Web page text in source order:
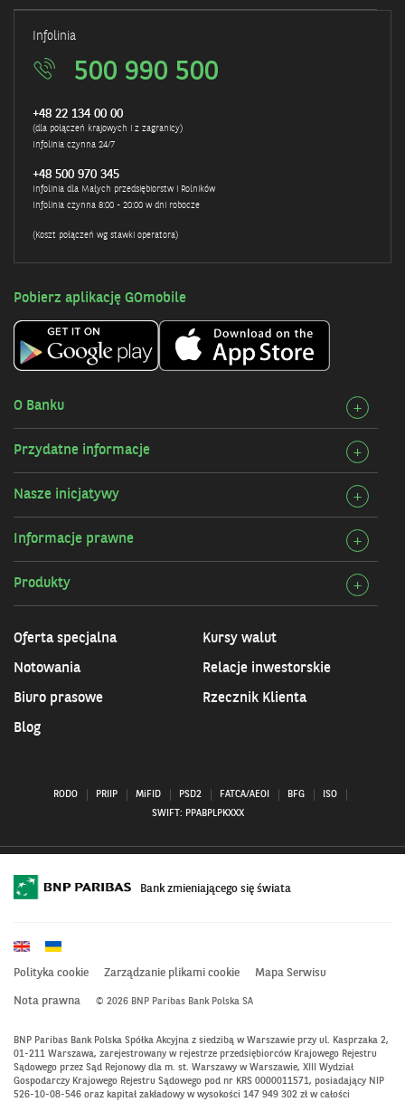
nowym
Infolinia
500 990 500
+48 22 134 00 00
(dla połączeń krajowych i z zagranicy)
Infolinia czynna 24/7
+48 500 970 345
Infolinia dla Małych przedsiębiorstw i Rolników
Infolinia czynna 8:00 - 20:00 w dni robocze
(Koszt połączeń wg stawki operatora)
Pobierz aplikację GOmobile
O Banku +
O
Przydatne informacje +
Nasze inicjatywy +
Informacje prawne +
Produkty +
Oferta specjalna Kursy walut
Notowania Relacje inwestorskie
Biuro prasowe Rzecznik Klienta
Blog
RODO PRIIP MiFID PSD2 FATCA/AEOI BFG
ISO
SWIFT: PPABPLPKXXX
Bank zmieniającego się świata
Polityka cookie Zarządzanie plikami cookie Mapa Serwisu
Nota prawna © 2026 BNP Paribas Bank Polska SA
BNP Paribas Bank Polska Spółka Akcyjna z siedzibą w Warszawie przy ul. Kasprzaka 2,
01-211 Warszawa, zarejestrowany w rejestrze przedsiębiorców Krajowego Rejestru
Sądowego przez Sąd Rejonowy dla m. st. Warszawy w Warszawie, XIII Wydział
Gospodarczy Krajowego Rejestru Sądowego pod nr KRS 0000011571, posiadający NIP
526-10-08-546 oraz kapitał zakładowy w wysokości 147 949 302 zł w całości